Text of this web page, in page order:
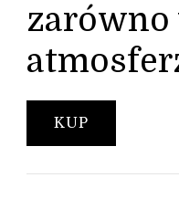
zarówno
KUP